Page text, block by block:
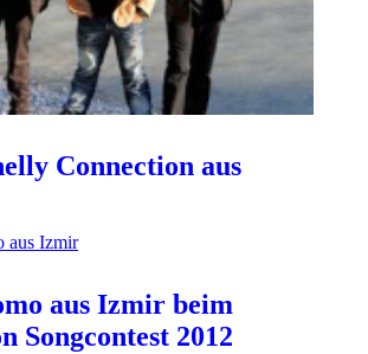
Connection aus
aus Izmir beim
Songcontest 2012